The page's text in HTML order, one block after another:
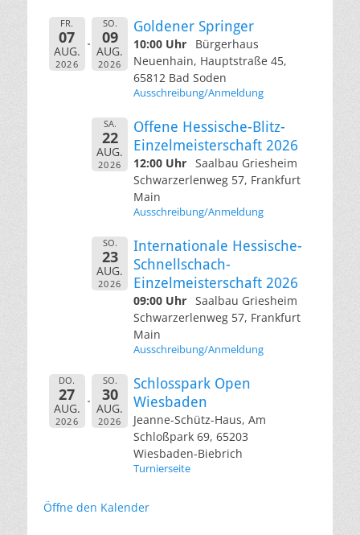
FR.
07
AUG.
2026
SO.
09
AUG.
2026
Goldener Springer
10:00 Uhr
Bürgerhaus
Neuenhain, Hauptstraße 45,
65812 Bad Soden
Ausschreibung/Anmeldung
SA.
22
AUG.
2026
Offene Hessische-Blitz-
Einzelmeisterschaft 2026
12:00 Uhr Saalbau Griesheim
Schwarzerlenweg 57, Frankfurt
Main
Ausschreibung/Anmeldung
SO.
23
AUG.
2026
Internationale Hessische-
Schnellschach-
Einzelmeisterschaft 2026
09:00 Uhr Saalbau Griesheim
Schwarzerlenweg 57, Frankfurt
Main
Ausschreibung/Anmeldung
DO.
27
AUG.
2026
SO.
30
AUG.
2026
Schlosspark Open
Wiesbaden
Jeanne-Schütz-Haus, Am
Schloßpark 69, 65203
Wiesbaden-Biebrich
Turnierseite
Öffne den Kalender